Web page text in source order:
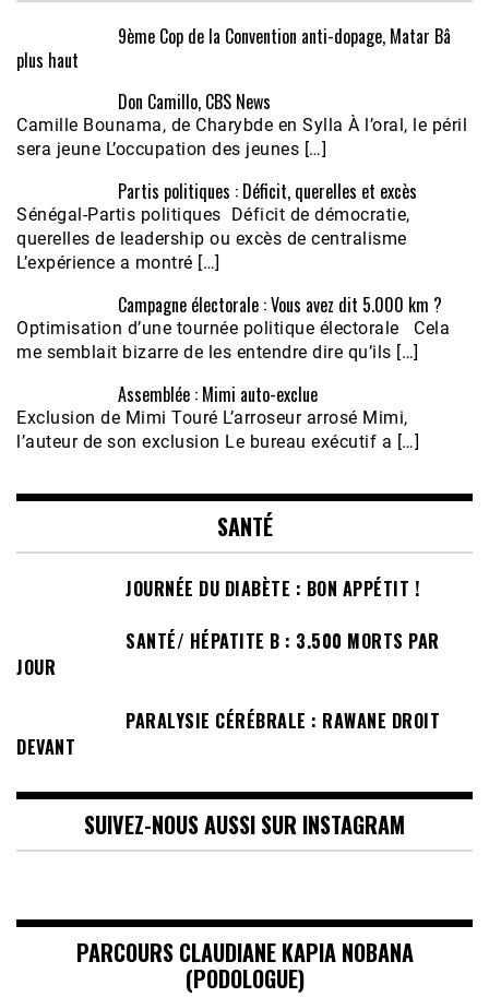
9ème Cop de la Convention anti-dopage, Matar Bâ
plus haut
Don Camillo, CBS News
Camille Bounama, de Charybde en Sylla À l’oral, le péril
sera jeune L’occupation des jeunes […]
Partis politiques : Déficit, querelles et excès
Sénégal-Partis politiques Déficit de démocratie,
querelles de leadership ou excès de centralisme
L’expérience a montré […]
Campagne électorale : Vous avez dit 5.000 km ?
Optimisation d’une tournée politique électorale Cela
me semblait bizarre de les entendre dire qu’ils […]
Assemblée : Mimi auto-exclue
Exclusion de Mimi Touré L’arroseur arrosé Mimi,
l’auteur de son exclusion Le bureau exécutif a […]
SANTÉ
JOURNÉE DU DIABÈTE : BON APPÉTIT !
SANTÉ/ HÉPATITE B : 3.500 MORTS PAR
JOUR
PARALYSIE CÉRÉBRALE : RAWANE DROIT
DEVANT
SUIVEZ-NOUS AUSSI SUR INSTAGRAM
PARCOURS CLAUDIANE KAPIA NOBANA
(PODOLOGUE)